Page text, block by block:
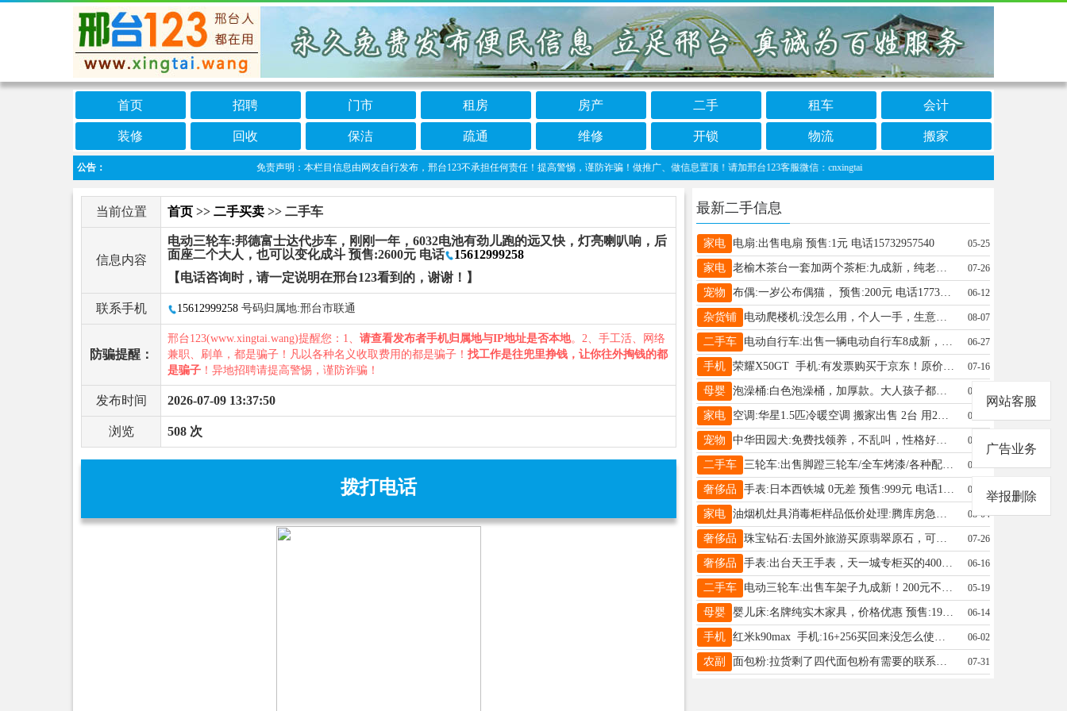
首页 招聘 门市 租房 房产 二手 租车 会计
装修 回收 保洁 疏通 维修 开锁 物流 搬家
公告： 免责声明：本栏目信息由网友自行发布，邢台123不承担任何责任！提高警惕，谨防诈骗！做推广、做信息置顶！请加邢台123客服微信：cnxingtai
当前位置 首页 >> 二手买卖 >> 二手车
信息内容
电动三轮车:邦德富士达代步车，刚刚一年，6032电池有劲儿跑的远又快，灯亮喇叭响，后
面座二个大人，也可以变化成斗 预售:2600元 电话
15612999258
【电话咨询时，请一定说明在邢台123看到的，谢谢！】
联系手机 15612999258 号码归属地:邢台市联通
防骗提醒：
邢台123(www.xingtai.wang)提醒您：1、 请查看发布者手机归属地与IP地址是否本地。2、手工活、网络
兼职、刷单，都是骗子！凡以各种名义收取费用的都是骗子！ 找工作是往兜里挣钱，让你往外掏钱的都
是骗子 ！异地招聘请提高警惕，谨防诈骗！
发布时间 2026-07-09 13:37:50
浏览 508 次
拨打电话
最新二手信息
家电 电扇:出售电扇 预售:1元 电话15732957540 05-25
家电 老榆木茶台一套加两个茶柜:九成新，纯老榆木，还有两个茶柜可以加微信发图片 预售:5000元 电话17800312178 07-26
宠物 布偶:一岁公布偶猫， 预售:200元 电话17732992010 06-12
杂货铺 电动爬楼机:没怎么用，个人一手，生意不做了便宜卖 预售:1200元 电话15830700570 08-07
二手车 电动自行车:出售一辆电动自行车8成新，车在任县高速口，自提 预售:600元 电话15227734789 06-27
手机 荣耀X50GT 手机:有发票购买于京东！原价2299元/全原！95-99新！有游戏特别流畅！ 预售:1100元 电话17745734111 07-16
母婴 泡澡桶:白色泡澡桶，加厚款。大人孩子都能用，腾地方。桥西八一路自提 预售:50元 电话19316092053 07-11
家电 空调:华星1.5匹冷暖空调 搬家出售 2台 用2年新 预售:680元 电话13363190828 07-21
宠物 中华田园犬:免费找领养，不乱叫，性格好，市区自提 预售:0元 电话15933376544 08-04
二手车 三轮车:出售脚蹬三轮车/全车烤漆/各种配置均有/厂家直销/1台也是出厂价/放心绝对买不贵！批发零售 预售:1元 电话15530983533 06-14
奢侈品 手表:日本西铁城 0无差 预售:999元 电话18732957760 08-01
家电 油烟机灶具消毒柜样品低价处理:腾库房急处理 预售:388元 电话13293140998 08-04
奢侈品 珠宝钻石:去国外旅游买原翡翠原石，可做自己喜欢的首饰，有需要可以加微联系757364847电话陌生号打不通 预售:10000元 电话18875738688 07-26
奢侈品 手表:出台天王手表，天一城专柜买的4000多，现在忍痛割爱2折出售成色特别好，买了没怎么戴 预售:1000元 电话14703193000 06-16
二手车 电动三轮车:出售车架子九成新！200元不议价 预售:200元 电话18713912580 05-19
母婴 婴儿床:名牌纯实木家具，价格优惠 预售:199元 电话13091281138 06-14
手机 红米k90max 手机:16+256买回来没怎么使用2500，想要的价格可以商量 预售:2500元 电话13133302003 06-02
农副 面包粉:拉货剩了四代面包粉有需要的联系哈 预售: 电话15030934040 07-31
网站客服
广告业务
举报删除